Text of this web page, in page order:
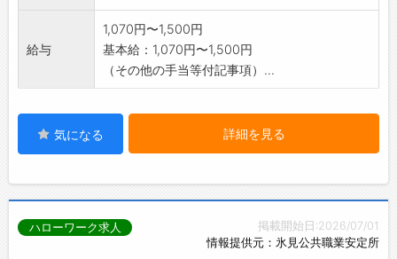
給与
1,070円〜1,500円
基本給：1,070円〜1,500円
（その他の手当等付記事項）...
気になる 詳細を見る
掲載開始日:2026/07/01
情報提供元：氷見公共職業安定所
ハローワーク求人